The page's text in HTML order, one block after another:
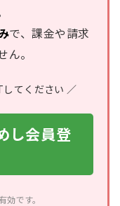
で、課金や請求
。
してください ／
し会員登
です。